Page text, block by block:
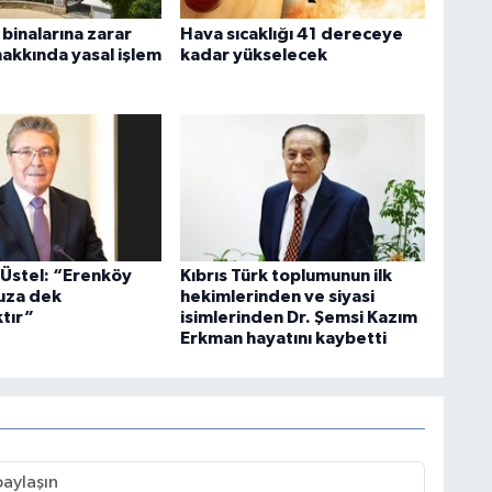
zarar
yasal işlem
Hava sıcaklığı 41 dereceye
kadar yükselecek
“Erenköy
dek
Kıbrıs Türk toplumunun ilk
hekimlerinden ve siyasi
isimlerinden Dr. Şemsi Kazım
Erkman hayatını kaybetti